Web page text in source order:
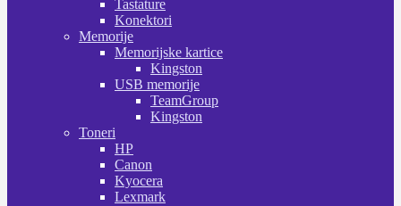
Tastature
Konektori
Memorije
Memorijske kartice
Kingston
USB memorije
TeamGroup
Kingston
Toneri
HP
Canon
Kyocera
Lexmark